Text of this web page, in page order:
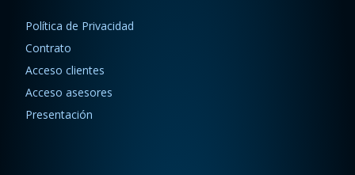
Política de Privacidad
Contrato
Acceso clientes
Acceso asesores
Presentación